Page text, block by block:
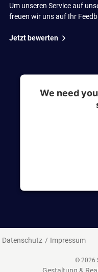
Um unseren Service auf
freuen wir uns auf Ihr
Jetzt bewerten
We need
Datenschutz Impressum
© 2026